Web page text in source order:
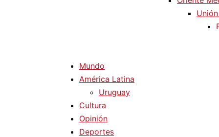
Mundo
América Latina
Uruguay
Cultura
Opinión
Deportes